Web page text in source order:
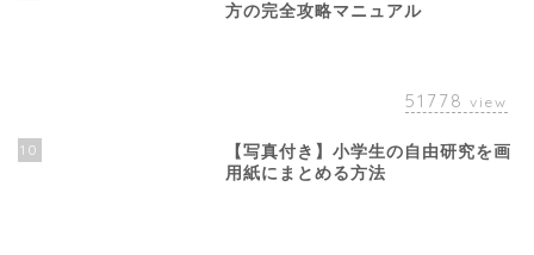
方の完全攻略マニュアル
51778 view
10
【写真付き】小学生の自由研究を画
用紙にまとめる方法